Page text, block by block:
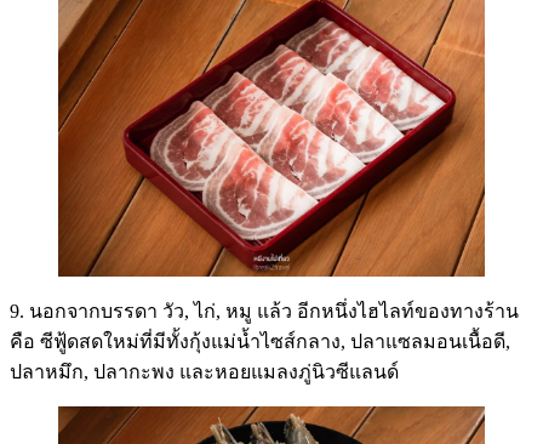
9. นอกจากบรรดา วัว, ไก่, หมู แล้ว อีกหนึ่งไฮไลท์ของทางร้าน
คือ ซีฟู้ดสดใหม่ที่มีทั้งกุ้งแม่น้ำไซส์กลาง, ปลาแซลมอนเนื้อดี,
ปลาหมึก, ปลากะพง และหอยแมลงภู่นิวซีแลนด์